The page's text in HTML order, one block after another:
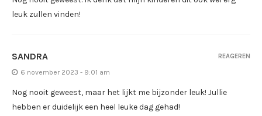
leuk zullen vinden!
SANDRA
6 november 2023 - 9:01 am
Nog nooit geweest, maar het lijkt me bijzonder leuk! Jullie
hebben er duidelijk een heel leuke dag gehad!
REAGEREN